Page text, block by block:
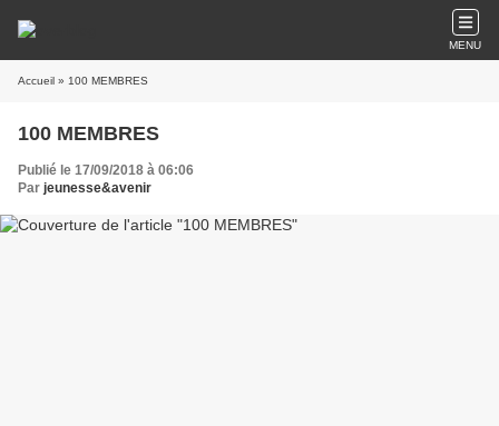
MENU
Accueil » 100 MEMBRES
100 MEMBRES
Publié le 17/09/2018 à 06:06
Par jeunesse&avenir